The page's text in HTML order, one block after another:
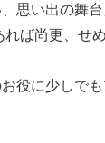
思い出の舞台
れば尚更、せ
役に少しで